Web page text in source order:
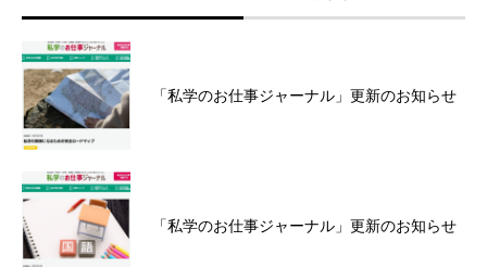
「私学のお仕事ジャーナル」更新のお知らせ
「私学のお仕事ジャーナル」更新のお知らせ